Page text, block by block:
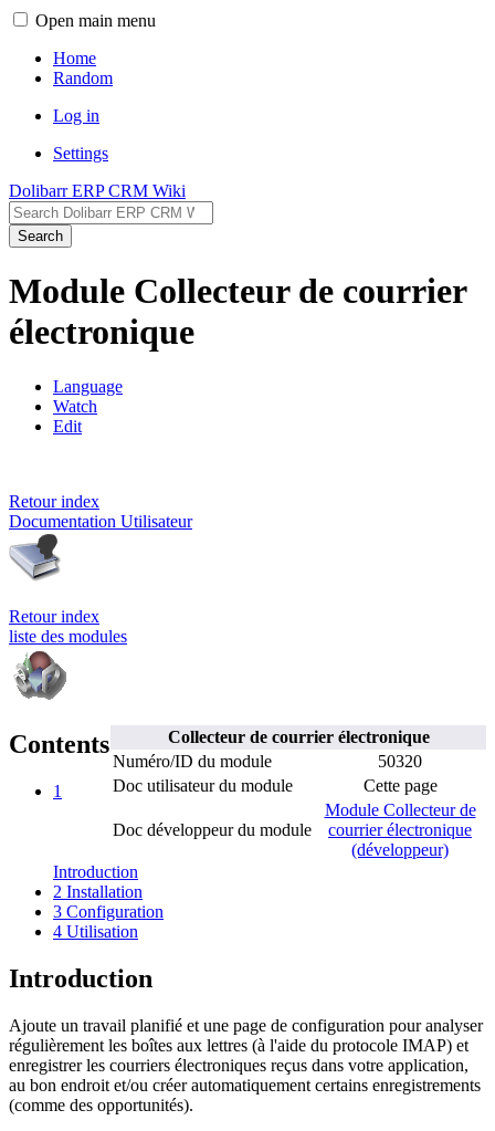
Open main menu
Home
Random
Log in
Settings
Dolibarr ERP CRM Wiki
Search
Module Collecteur de courrier
électronique
Language
Watch
Edit
Retour index
Documentation Utilisateur
Retour index
liste des modules
Collecteur de courrier électronique
Numéro/ID du module
50320
Doc utilisateur du module
Cette page
Doc développeur du module
Module Collecteur de
courrier électronique
(développeur)
Contents
1
Introduction
2 Installation
3 Configuration
4 Utilisation
Introduction
Ajoute un travail planifié et une page de configuration pour analyser
régulièrement les boîtes aux lettres (à l'aide du protocole IMAP) et
enregistrer les courriers électroniques reçus dans votre application,
au bon endroit et/ou créer automatiquement certains enregistrements
(comme des opportunités).